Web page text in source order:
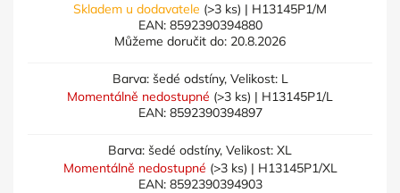
Skladem u dodavatele (>3 ks) | H13145P1/M
EAN: 8592390394880
Můžeme doručit do: 20.8.2026
Barva: šedé odstíny, Velikost: L
Momentálně nedostupné (>3 ks) | H13145P1/L
EAN: 8592390394897
Barva: šedé odstíny, Velikost: XL
Momentálně nedostupné (>3 ks) | H13145P1/XL
EAN: 8592390394903